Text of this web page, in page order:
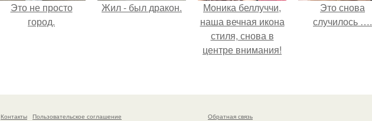
Это не просто
город.
Жил - был дракон.
Моника беллуччи,
наша вечная икона
стиля, снова в
центре внимания!
Это снова
случилось ….
Контакты Пользовательское соглашение Обратная связь